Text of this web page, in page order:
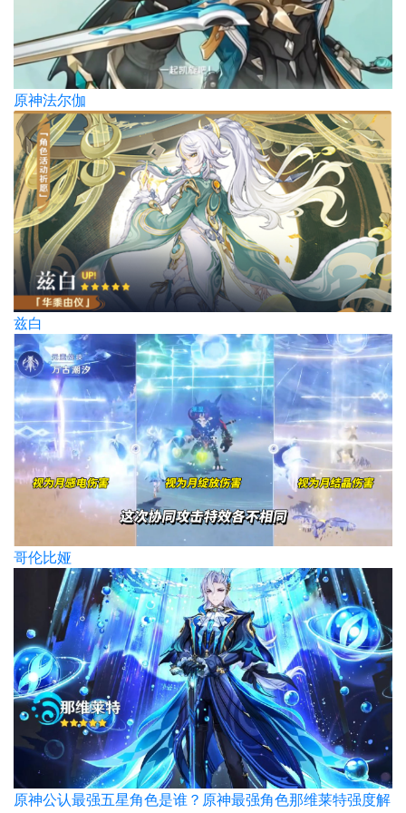
原神法尔伽
兹白
哥伦比娅
原神公认最强五星角色是谁？原神最强角色那维莱特强度解